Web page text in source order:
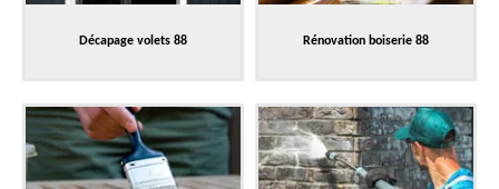
Décapage volets 88 Rénovation boiserie 88